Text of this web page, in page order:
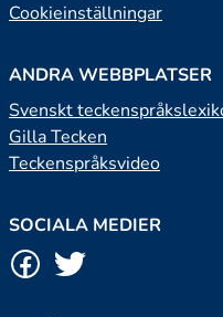
Cookieinställningar
ANDRA WEBBPLATSER
Svenskt
Gilla Tecken
Teckenspråksvideo
SOCIALA MEDIER